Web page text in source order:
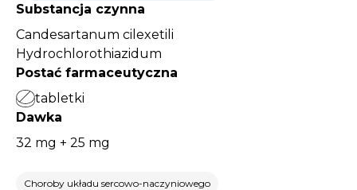
Substancja czynna
Candesartanum cilexetili
Hydrochlorothiazidum
Postać farmaceutyczna
tabletki
Dawka
32 mg + 25 mg
Choroby układu sercowo-naczyniowego